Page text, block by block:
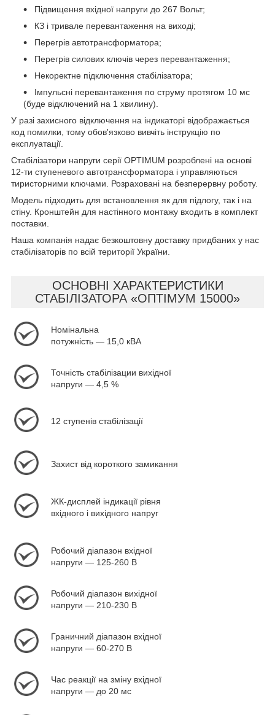
Підвищення вхідної напруги до 267 Вольт;
КЗ і тривале перевантаження на виході;
Перегрів автотрансформатора;
Перегрів силових ключів через перевантаження;
Некоректне підключення стабілізатора;
Імпульсні перевантаження по струму протягом 10 мс
(буде відключений на 1 хвилину).
У разі захисного відключення на індикаторі відображається
код помилки, тому обов'язково вивчіть інструкцію по
експлуатації.
Стабілізатори напруги серії OPTIMUM розроблені на основі
12-ти ступеневого автотрансформатора і управляються
тиристорними ключами. Розраховані на безперервну роботу.
Модель підходить для встановлення як для підлогу, так і на
стіну. Кронштейн для настінного монтажу входить в комплект
поставки.
Наша компанія надає безкоштовну доставку придбаних у нас
стабілізаторів по всій території України.
ОСНОВНІ ХАРАКТЕРИСТИКИ
СТАБІЛІЗАТОРА «ОПТІМУМ 15000»
Номінальна
потужність — 15,0 кВА
Точність стабілізации вихідної
напруги — 4,5 %
12 ступенів стабілізації
Захист від короткого замикання
ЖК-дисплей індикації рівня
вхідного і вихідного напруг
Робочий діапазон вхідної
напруги — 125-260 В
Робочий діапазон вихідної
напруги — 210-230 В
Граничний діапазон вхідної
напруги — 60-270 В
Час реакції на зміну вхідної
напруги — до 20 мс